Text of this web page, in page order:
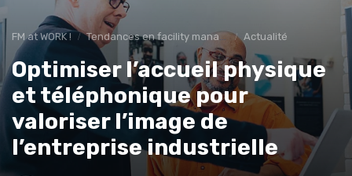
FM at WORK ! Tendances en facility management Actualité
Optimiser l’accueil physique
et téléphonique pour
valoriser l’image de
l’entreprise industrielle